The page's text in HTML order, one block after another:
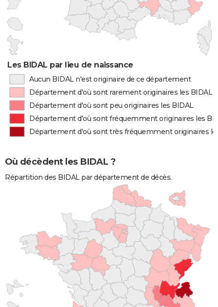
Les BIDAL par lieu de naissance
Aucun BIDAL n'est originaire de ce département
Département d'où sont rarement originaires les BIDAL
Département d'où sont peu originaires les BIDAL
Département d'où sont fréquemment originaires les
Département d'où sont très fréquemment originaires
Où décèdent les BIDAL ?
Répartition des BIDAL par département de décès.